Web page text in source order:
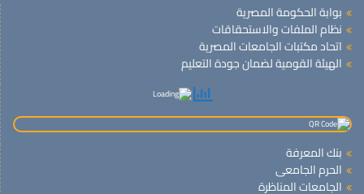
بوابة الحكومة المصرية
نظام الملفات والاستحقاقات
اتحاد مكتبات الجامعات المصرية
الهيئة القومية لضمان جودة التعليم
بنك المعرفة
الحرم الجامعى
الجامعات المناظرة